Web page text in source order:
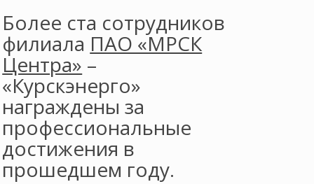
Более ста сотрудников
филиала ПАО «МРСК
Центра» –
«Курскэнерго»
награждены за
профессиональные
достижения в
прошедшем году.